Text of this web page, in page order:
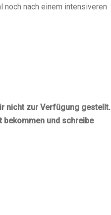
noch nach einem intensiveren
nicht zur Verfügung gestellt.
bekommen und schreibe